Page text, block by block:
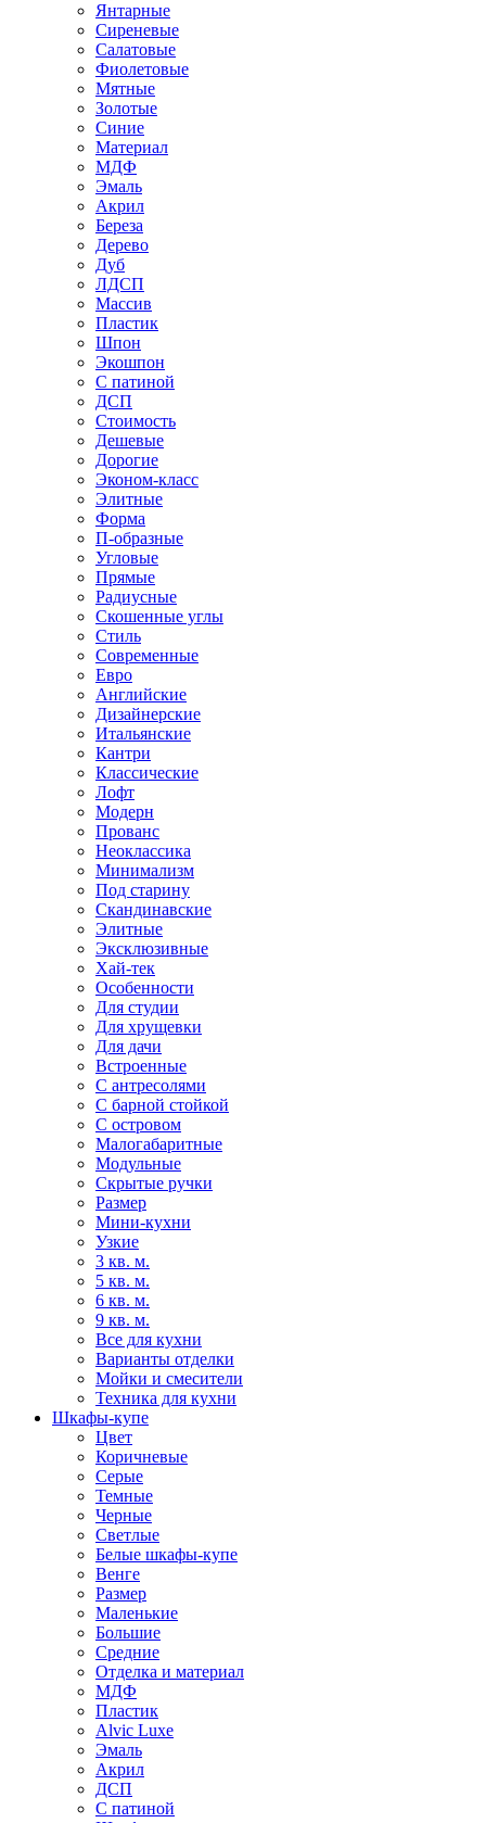
Янтарные
Сиреневые
Салатовые
Фиолетовые
Мятные
Золотые
Синие
Материал
МДФ
Эмаль
Акрил
Береза
Дерево
Дуб
ЛДСП
Массив
Пластик
Шпон
Экошпон
С патиной
ДСП
Стоимость
Дешевые
Дорогие
Эконом-класс
Элитные
Форма
П-образные
Угловые
Прямые
Радиусные
Скошенные углы
Стиль
Современные
Евро
Английские
Дизайнерские
Итальянские
Кантри
Классические
Лофт
Модерн
Прованс
Неоклассика
Минимализм
Под старину
Скандинавские
Элитные
Эксклюзивные
Хай-тек
Особенности
Для студии
Для хрущевки
Для дачи
Встроенные
С антресолями
С барной стойкой
С островом
Малогабаритные
Модульные
Скрытые ручки
Размер
Мини-кухни
Узкие
3 кв. м.
5 кв. м.
6 кв. м.
9 кв. м.
Все для кухни
Варианты отделки
Мойки и смесители
Техника для кухни
Шкафы-купе
Цвет
Коричневые
Серые
Темные
Черные
Светлые
Белые шкафы-купе
Венге
Размер
Маленькие
Большие
Средние
Отделка и материал
МДФ
Пластик
Alvic Luxe
Эмаль
Акрил
ДСП
С патиной